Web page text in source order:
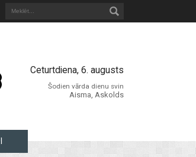
Ceturtdiena, 6. augusts
Šodien vārda dienu svin
Aisma, Askolds